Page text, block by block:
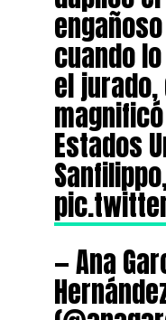
cuando
el jurado,
Estados
— Ana